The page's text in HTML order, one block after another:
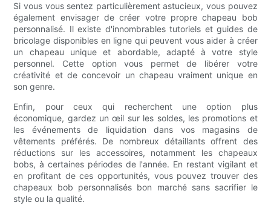
Si vous vous sentez particulièrement astucieux, vous pouvez
également envisager de créer votre propre chapeau bob
personnalisé. Il existe d'innombrables tutoriels et guides de
bricolage disponibles en ligne qui peuvent vous aider à créer
un chapeau unique et abordable, adapté à votre style
personnel. Cette option vous permet de libérer votre
créativité et de concevoir un chapeau vraiment unique en
son genre.
Enfin, pour ceux qui recherchent une option plus
économique, gardez un œil sur les soldes, les promotions et
les événements de liquidation dans vos magasins de
vêtements préférés. De nombreux détaillants offrent des
réductions sur les accessoires, notamment les chapeaux
bobs, à certaines périodes de l'année. En restant vigilant et
en profitant de ces opportunités, vous pouvez trouver des
chapeaux bob personnalisés bon marché sans sacrifier le
style ou la qualité.